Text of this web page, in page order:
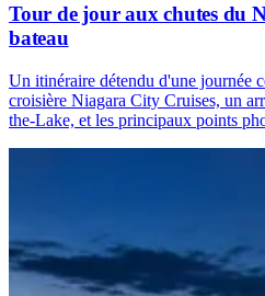
Tour de jour aux chutes du
bateau
Un itinéraire détendu d'une journée
croisière Niagara City Cruises, un
the-Lake, et les principaux points